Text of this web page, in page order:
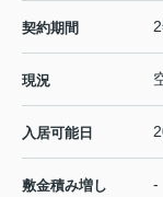
契約期間
現況
入居可能日
敷金積み増し -